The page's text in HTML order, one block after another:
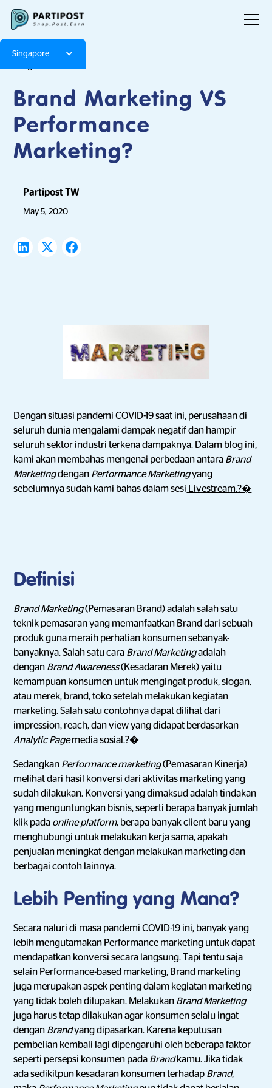
Singapore
Brand Marketing VS
Performance
Marketing?
Partipost TW
May 5, 2020
Dengan situasi pandemi COVID-19 saat ini, perusahaan di
seluruh dunia mengalami dampak negatif dan hampir
seluruh sektor industri terkena dampaknya. Dalam blog ini,
kami akan membahas mengenai perbedaan antara Brand
Marketingdengan Performance Marketingyang
sebelumnya sudah kami bahas dalam sesi Livestream.?�
Definisi
Brand Marketing(Pemasaran Brand) adalah salah satu
teknik pemasaran yang memanfaatkan Brand dari sebuah
produk guna meraih perhatian konsumen sebanyak-
banyaknya. Salah satu cara Brand Marketingadalah
dengan Brand Awareness(Kesadaran Merek) yaitu
kemampuan konsumen untuk mengingat produk, slogan,
atau merek, brand, toko setelah melakukan kegiatan
marketing. Salah satu contohnya dapat dilihat dari
impression, reach, dan view yang didapat berdasarkan
Analytic Pagemedia sosial.?�
Sedangkan Performance marketing(Pemasaran Kinerja)
melihat dari hasil konversi dari aktivitas marketing yang
sudah dilakukan. Konversi yang dimaksud adalah tindakan
yang menguntungkan bisnis, seperti berapa banyak jumlah
klik pada online platform, berapa banyak client baru yang
menghubungi untuk melakukan kerja sama, apakah
penjualan meningkat dengan melakukan marketing dan
berbagai contoh lainnya.
Lebih Penting yang Mana?
Secara naluri di masa pandemi COVID-19 ini, banyak yang
lebih mengutamakan Performance marketing untuk dapat
mendapatkan konversi secara langsung. Tapi tentu saja
selain Performance-based marketing, Brand marketing
juga merupakan aspek penting dalam kegiatan marketing
yang tidak boleh dilupakan. Melakukan Brand Marketing
juga harus tetap dilakukan agar konsumen selalu ingat
dengan Brandyang dipasarkan. Karena keputusan
pembelian kembali lagi dipengaruhi oleh beberapa faktor
seperti persepsi konsumen pada Brandkamu. Jika tidak
ada sedikitpun kesadaran konsumen terhadap Brand,